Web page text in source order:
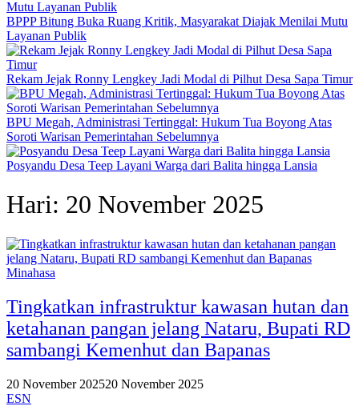
BPPP Bitung Buka Ruang Kritik, Masyarakat Diajak Menilai Mutu
Layanan Publik
Rekam Jejak Ronny Lengkey Jadi Modal di Pilhut Desa Sapa Timur
BPU Megah, Administrasi Tertinggal: Hukum Tua Boyong Atas
Soroti Warisan Pemerintahan Sebelumnya
Posyandu Desa Teep Layani Warga dari Balita hingga Lansia
Hari: 20 November 2025
Minahasa
Tingkatkan infrastruktur kawasan hutan dan
ketahanan pangan jelang Nataru, Bupati RD
sambangi Kemenhut dan Bapanas
20 November 202520 November 2025
ESN